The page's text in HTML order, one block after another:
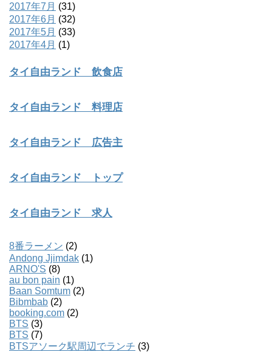
2017年7月 (31)
2017年6月 (32)
2017年5月 (33)
2017年4月 (1)
タイ自由ランド 飲食店
タイ自由ランド 料理店
タイ自由ランド 広告主
タイ自由ランド トップ
タイ自由ランド 求人
8番ラーメン (2)
Andong Jjimdak (1)
ARNO'S (8)
au bon pain (1)
Baan Somtum (2)
Bibmbab (2)
booking.com (2)
BTS (3)
BTS (7)
BTSアソーク駅周辺でランチ (3)